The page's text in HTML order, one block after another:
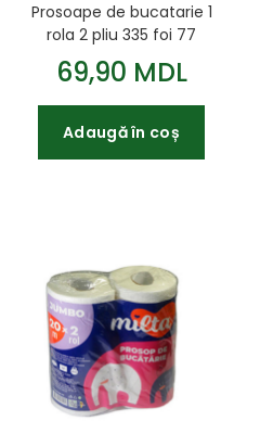
Prosoape de bucatarie 1
rola 2 pliu 335 foi 77
m(Кохавинська)
69,90 MDL
Adaugă în coș